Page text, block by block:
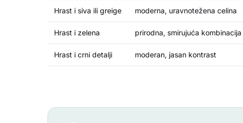
Hrast i siva ili greige moderna, uravnotežena celina
Hrast i zelena prirodna, smirujuća kombinacija
Hrast i crni detalji moderan, jasan kontrast